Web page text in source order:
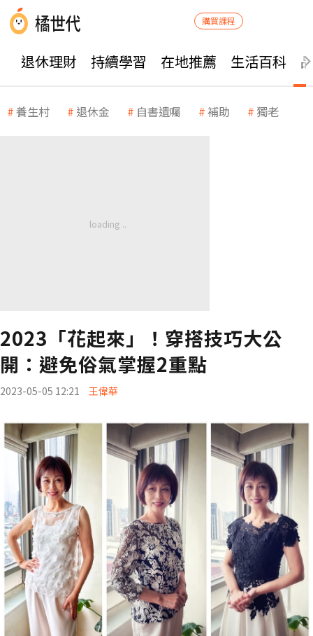
購買課程
退休理財 持續學習 在地推薦 生活百科
養生村 退休金 自書遺囑 補助 獨老
2023「花起來」！穿搭技巧大公
開：避免俗氣掌握2重點
2023-05-05 12:21 王偉華